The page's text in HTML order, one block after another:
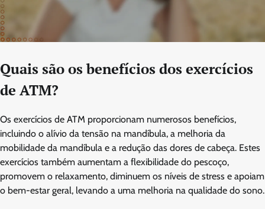
Quais são os benefícios dos exercícios
de ATM?
Os exercícios de ATM proporcionam numerosos benefícios,
incluindo o alívio da tensão na mandíbula, a melhoria da
mobilidade da mandíbula e a redução das dores de cabeça. Estes
exercícios também aumentam a flexibilidade do pescoço,
promovem o relaxamento, diminuem os níveis de stress e apoiam
o bem-estar geral, levando a uma melhoria na qualidade do sono.